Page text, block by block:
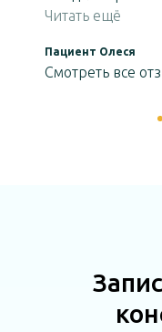
Владимировне.
лечения,
грамотный
Читать ещё
Пациент Олеся
Смотреть все